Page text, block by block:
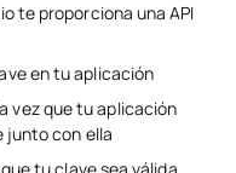
te proporciona una API
en tu aplicación
vez que tu aplicación
junto con ella